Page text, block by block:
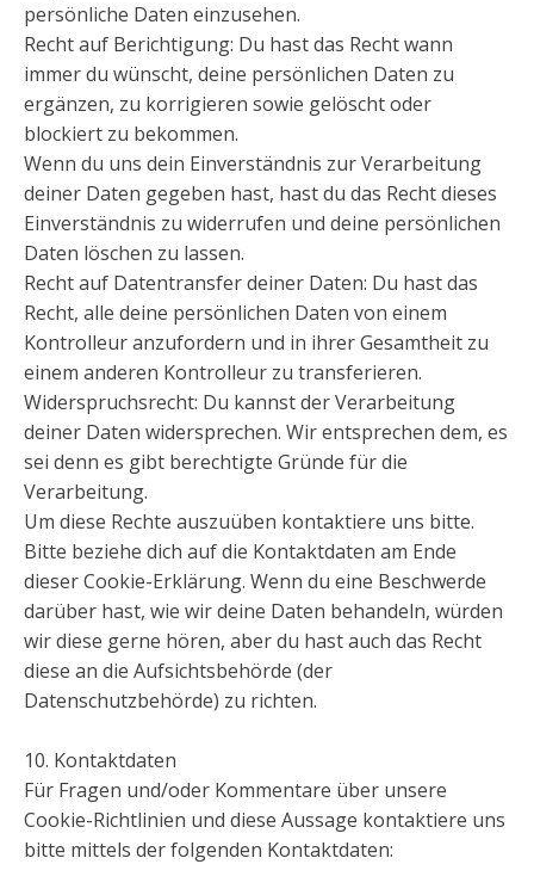
persönliche Daten einzusehen.
Recht auf Berichtigung: Du hast das Recht wann
immer du wünscht, deine persönlichen Daten zu
ergänzen, zu korrigieren sowie gelöscht oder
blockiert zu bekommen.
Wenn du uns dein Einverständnis zur Verarbeitung
deiner Daten gegeben hast, hast du das Recht dieses
Einverständnis zu widerrufen und deine persönlichen
Daten löschen zu lassen.
Recht auf Datentransfer deiner Daten: Du hast das
Recht, alle deine persönlichen Daten von einem
Kontrolleur anzufordern und in ihrer Gesamtheit zu
einem anderen Kontrolleur zu transferieren.
Widerspruchsrecht: Du kannst der Verarbeitung
deiner Daten widersprechen. Wir entsprechen dem, es
sei denn es gibt berechtigte Gründe für die
Verarbeitung.
Um diese Rechte auszuüben kontaktiere uns bitte.
Bitte beziehe dich auf die Kontaktdaten am Ende
dieser Cookie-Erklärung. Wenn du eine Beschwerde
darüber hast, wie wir deine Daten behandeln, würden
wir diese gerne hören, aber du hast auch das Recht
diese an die Aufsichtsbehörde (der
Datenschutzbehörde) zu richten.
10. Kontaktdaten
Für Fragen und/oder Kommentare über unsere
Cookie-Richtlinien und diese Aussage kontaktiere uns
bitte mittels der folgenden Kontaktdaten: